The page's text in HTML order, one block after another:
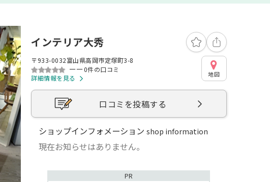
インテリア大秀
〒933-0032富山県高岡市定塚町3-8
ーー0件の口コミ
詳細情報を見る
地図
口コミを投稿する
ショップインフォメーションshop information
現在お知らせはありません。
PR